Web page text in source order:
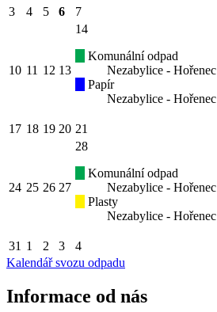
3 4 5 6 7
10 11 12 13
14
Komunální odpad
Nezabylice - Hořenec
Papír
Nezabylice - Hořenec
17 18 19 20 21
24 25 26 27
28
Komunální odpad
Nezabylice - Hořenec
Plasty
Nezabylice - Hořenec
31 1 2 3 4
Kalendář svozu odpadu
Informace od nás